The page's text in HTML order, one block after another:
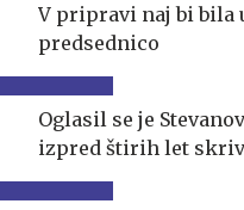
V pripravi naj bi bila
predsednico
Oglasil se je
izpred štirih let